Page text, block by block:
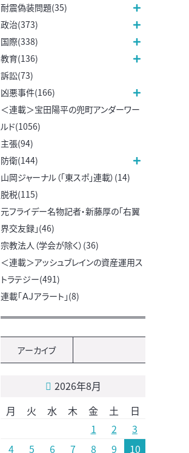
耐震偽装問題(35)
政治(373)
国際(338)
教育(136)
訴訟(73)
凶悪事件(166)
＜連載＞宝田陽平の兜町アンダーワー
ルド(1056)
主張(94)
防衛(144)
山岡ジャーナル（「東スポ」連載）(14)
脱税(115)
元フライデー名物記者・新藤厚の「右翼
界交友録」(46)
宗教法人（学会が除く）(36)
＜連載＞アッシュブレインの資産運用ス
トラテジー(491)
連載「ＡＪアラート」(8)
アーカイブ
2026年8月
月
火 水 木 金 土
日
1
2
3
4
5 6 7 8 9 10